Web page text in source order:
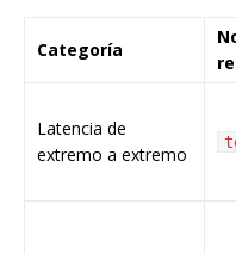
Categoría
Latencia de
extremo a extremo